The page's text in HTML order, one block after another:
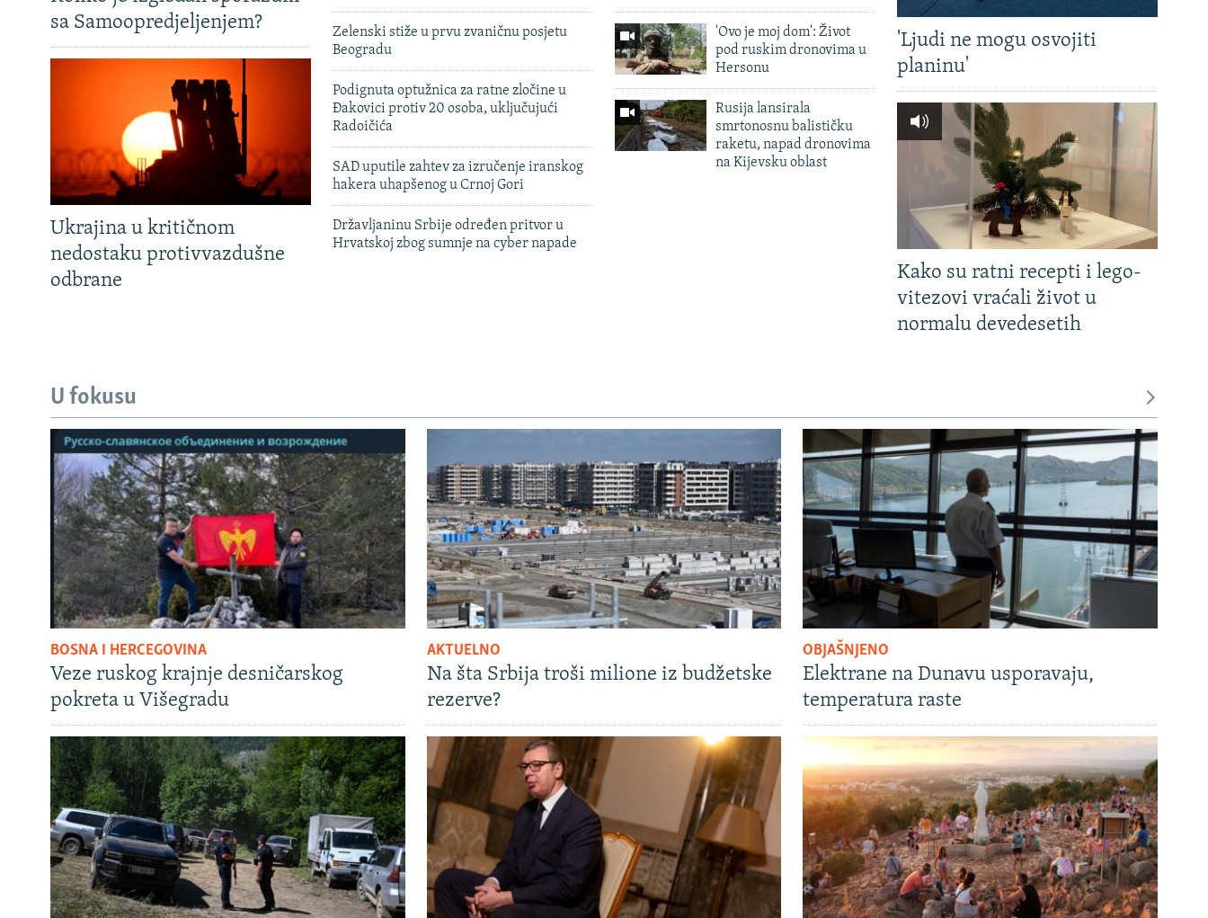
sa Samoopredjeljenjem?
Ukrajina u kritičnom
nedostaku protivvazdušne
odbrane
Zelenski stiže u prvu zvaničnu posjetu
Beogradu
Podignuta optužnica za ratne zločine u
Đakovici protiv 20 osoba, uključujući
Radoičića
SAD uputile zahtev za izručenje iranskog
hakera uhapšenog u Crnoj Gori
Državljaninu Srbije određen pritvor u
Hrvatskoj zbog sumnje na cyber napade
'Ovo je moj dom': Život
pod ruskim dronovima u
Hersonu
Rusija lansirala
smrtonosnu balističku
raketu, napad dronovima
na Kijevsku oblast
'Ljudi ne mogu osvojiti
planinu'
Kako su ratni recepti i lego-
vitezovi vraćali život u
normalu devedesetih
U fokusu
BOSNA I HERCEGOVINA
Veze ruskog krajnje desničarskog
pokreta u Višegradu
AKTUELNO
Na šta Srbija troši milione iz budžetske
rezerve?
OBJAŠNJENO
Elektrane na Dunavu usporavaju,
temperatura raste